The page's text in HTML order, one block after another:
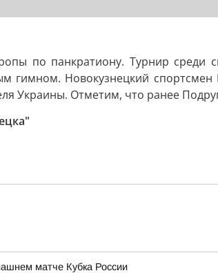
по панкратиону. Турнир
гимном. Новокузнецкий
Украины. Отметим, что ранее
матче Кубка России